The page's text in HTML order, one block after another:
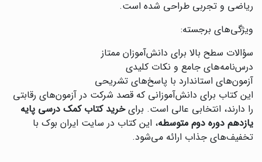
ریاضی و تجربی طراحی شده است.
ویژگی‌های برجسته:
سؤالات سطح بالا برای دانش‌آموزان ممتاز
درس‌نامه‌های جامع و نکات کلیدی
آزمون‌های استاندارد با پاسخ‌های تشریحی
این کتاب برای دانش‌آموزانی که قصد شرکت در آزمون‌های رقابتی
را دارند، انتخابی عالی است. برایخرید کتاب کمک درسی پایه
یازدهم دوره دوم متوسطه، این کتاب در سایت ایران بوک با
تخفیف‌های جذاب ارائه می‌شود.